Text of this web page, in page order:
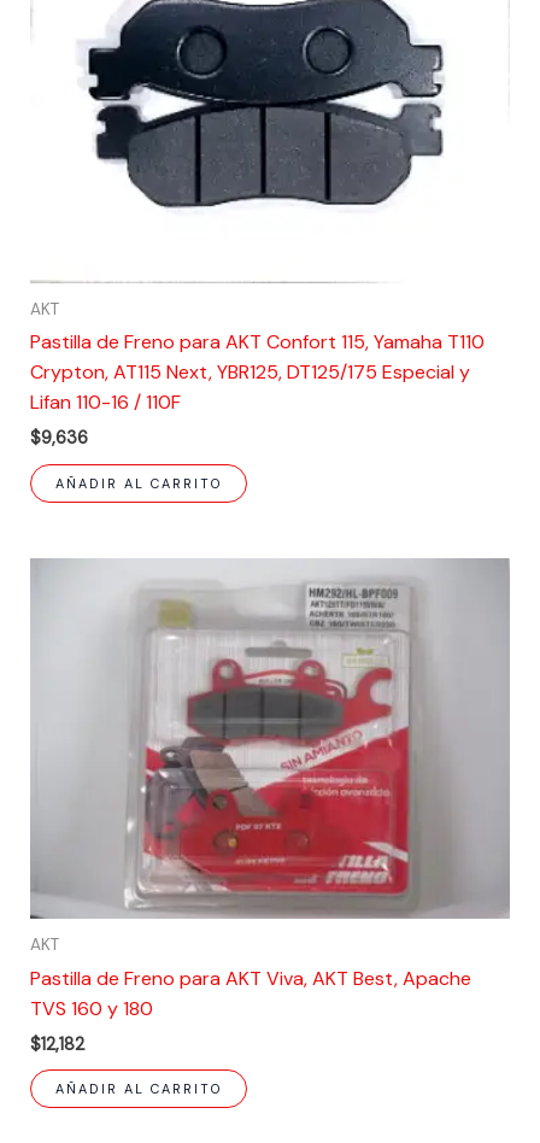
AKT
Pastilla de Freno para AKT Confort 115, Yamaha T110
Crypton, AT115 Next, YBR125, DT125/175 Especial y
Lifan 110-16 / 110F
$9,636
AÑADIR AL CARRITO
AKT
Pastilla de Freno para AKT Viva, AKT Best, Apache
TVS 160 y 180
$12,182
AÑADIR AL CARRITO